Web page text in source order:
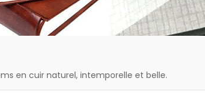
en cuir naturel, intemporelle et belle.